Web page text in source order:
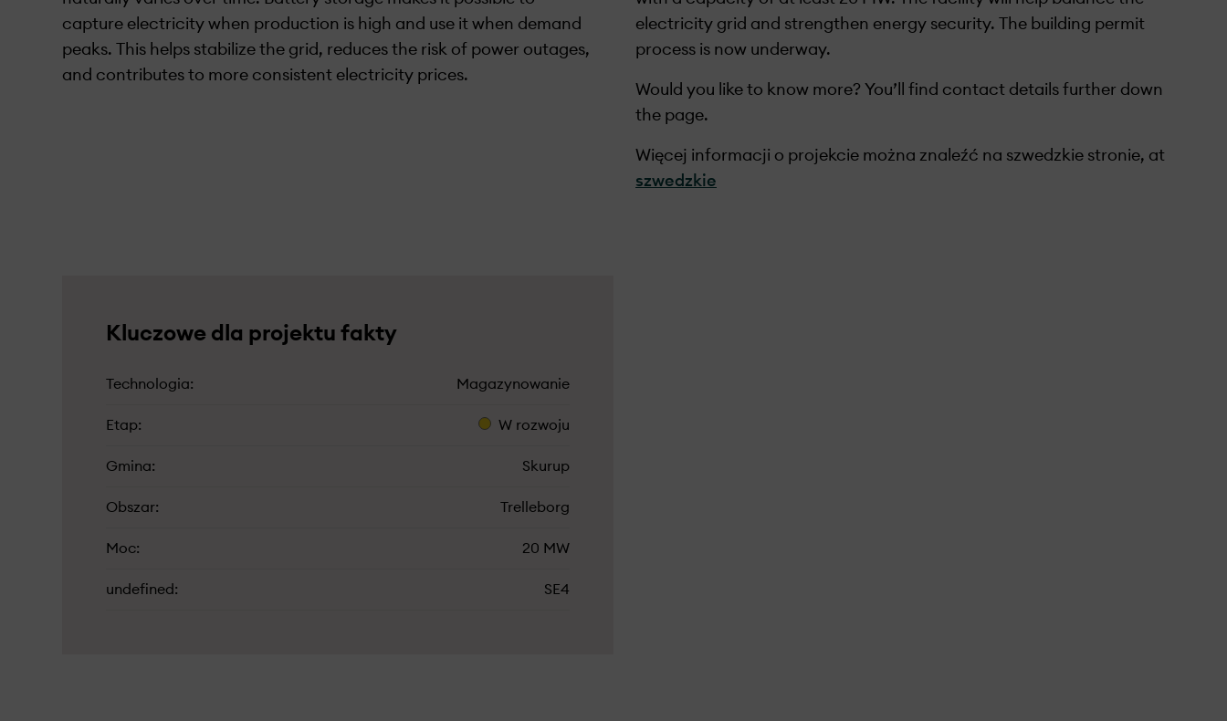
capture electricity when production is high and use it when demand
peaks. This helps stabilize the grid, reduces the risk of power outages,
and contributes to more consistent electricity prices.
electricity grid and strengthen energy security. The building permit
process is now underway.
Would you like to know more? You’ll find contact details further down
the page.
Więcej informacji o projekcie można znaleźć na szwedzkie stronie, at
szwedzkie
Kluczowe dla projektu fakty
Technologia Magazynowanie
Etap W rozwoju
Gmina Skurup
Obszar Trelleborg
Moc 20 MW
undefined SE4